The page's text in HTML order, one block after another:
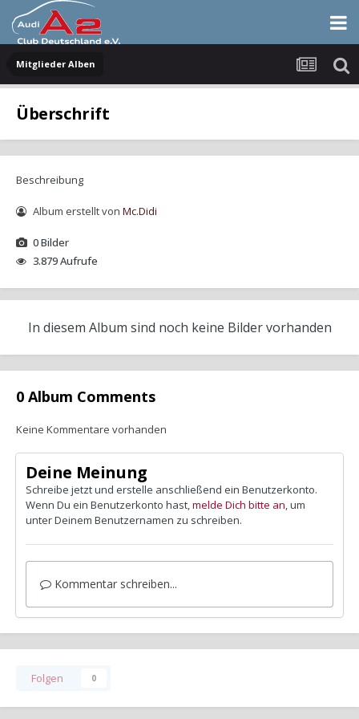
Mitglieder Alben
Überschrift
Beschreibung
Album erstellt vonMc.Didi
0 Bilder
3.879 Aufrufe
In diesem Album sind noch keine Bilder vorhanden
0 Album Comments
Keine Kommentare vorhanden
Deine Meinung
Schreibe jetzt und erstelle anschließend ein Benutzerkonto.
Wenn Du ein Benutzerkonto hast,melde Dich bitte an, um
unter Deinem Benutzernamen zu schreiben.
Kommentar schreiben...
Folgen 0